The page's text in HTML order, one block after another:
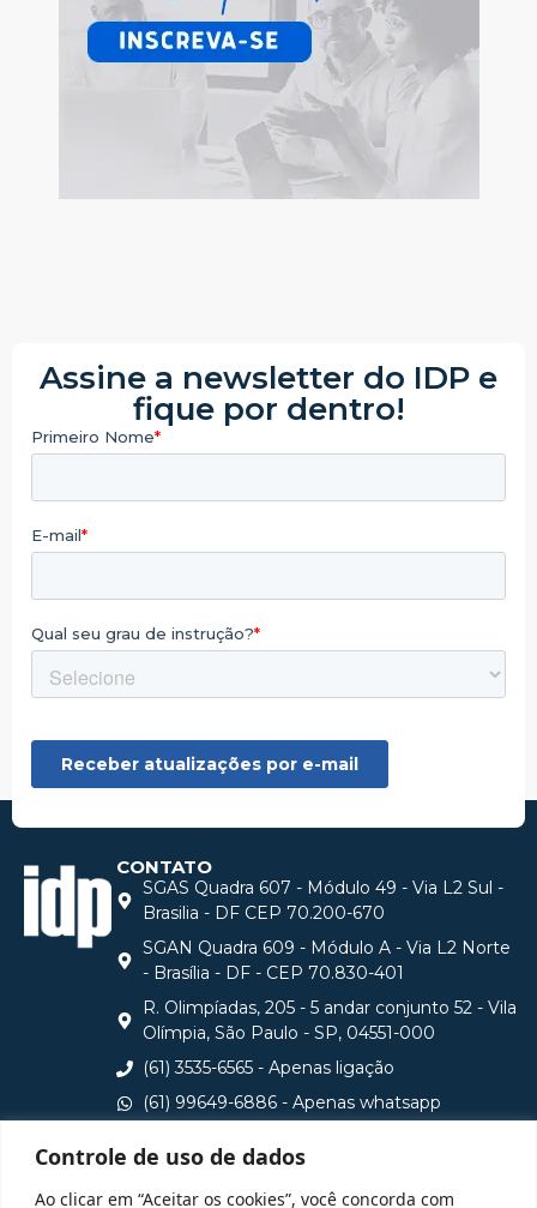
Controle de uso de dados
Ao clicar em “Aceitar os cookies”, você concorda com
Assine a newsletter do IDP e
fique por dentro!
CONTATO
SGAS Quadra 607 - Módulo 49 - Via L2 Sul -
Brasilia - DF CEP 70.200-670
SGAN Quadra 609 - Módulo A - Via L2 Norte
- Brasília - DF - CEP 70.830-401
R. Olimpíadas, 205 - 5 andar conjunto 52 - Vila
Olímpia, São Paulo - SP, 04551-000
(61) 3535-6565 - Apenas ligação
(61) 99649-6886 - Apenas whatsapp
Consulte aqui o cadastro da Instituição no Sistema e-
MEC